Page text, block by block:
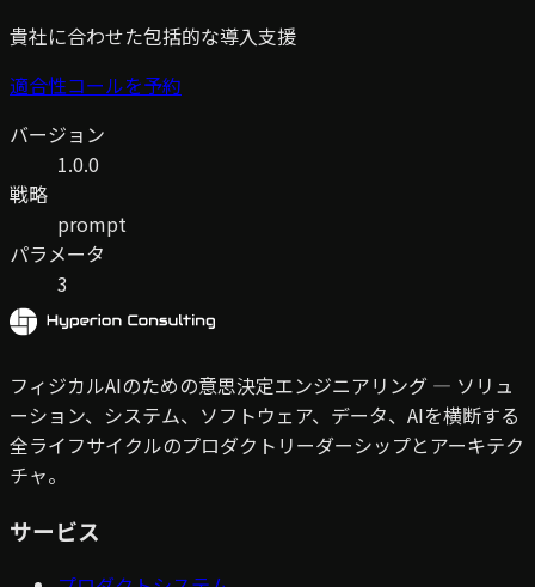
貴社に合わせた包括的な導入支援
適合性コールを予約
バージョン
1.0.0
戦略
prompt
パラメータ
3
フィジカルAIのための意思決定エンジニアリング — ソリュ
ーション、システム、ソフトウェア、データ、AIを横断する
全ライフサイクルのプロダクトリーダーシップとアーキテク
チャ。
サービス